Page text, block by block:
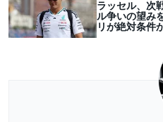
ラッセル、次
ル争いの望み
リが絶対条件